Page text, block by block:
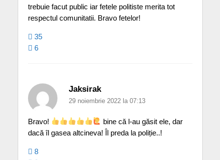
trebuie facut public iar fetele politiste merita tot
respectul comunitatii. Bravo fetelor!
35
6
Jaksirak
29 noiembrie 2022 la 07:13
Bravo!
bine că l-au găsit ele, dar
dacă îl gasea altcineva! Îl preda la poliție..!
8